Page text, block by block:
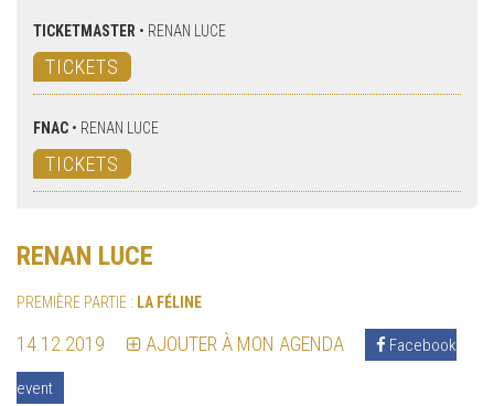
TICKETMASTER • RENAN LUCE
TICKETS
FNAC • RENAN LUCE
TICKETS
RENAN LUCE
PREMIÈRE PARTIE : LA FÉLINE
14.12.2019 AJOUTER À MON AGENDA Facebook
event